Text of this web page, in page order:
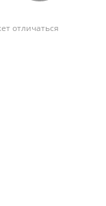
отличаться